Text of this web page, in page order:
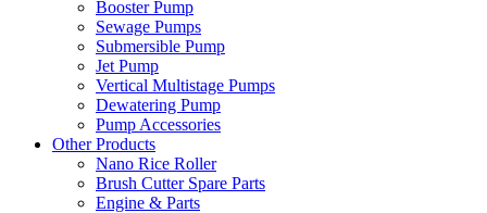
Booster Pump
Sewage Pumps
Submersible Pump
Jet Pump
Vertical Multistage Pumps
Dewatering Pump
Pump Accessories
Other Products
Nano Rice Roller
Brush Cutter Spare Parts
Engine & Parts